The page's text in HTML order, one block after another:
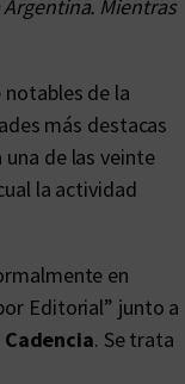
Mientras
de la
más destacas
de las veinte
la actividad
en
Editorial” junto a
. Se trata